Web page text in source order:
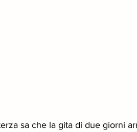
sa che la gita di due giorni